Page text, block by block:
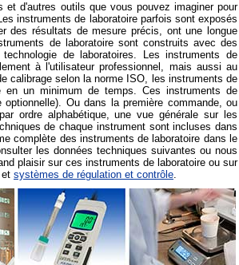
et d'autres outils que vous pouvez imaginer pour
instruments de laboratoire parfois sont exposés
des résultats de mesure précis, ont une longue
de laboratoire sont construits avec des
de laboratoires. Les instruments de
à l'utilisateur professionnel, mais aussi au
calibrage selon la norme ISO, les instruments de
en un minimum de temps. Ces instruments de
Ou dans la première commande, ou
ordre alphabétique, une vue générale sur les
de chaque instrument sont incluses dans
complète des instruments de laboratoire dans le
les données techniques suivantes ou nous
plaisir sur ces instruments de laboratoire ou sur
et systèmes de régulation et contrôle.